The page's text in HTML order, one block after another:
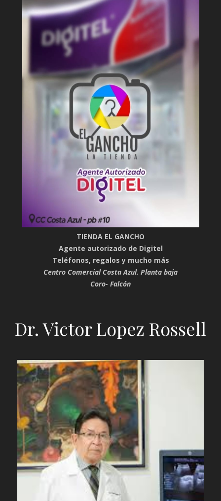
TIENDA EL GANCHO
Agente autorizado de Digitel
Teléfonos, regalos y mucho más
Centro Comercial Costa Azul. Planta baja
Coro- Falcón
Dr. Victor Lopez Rossell